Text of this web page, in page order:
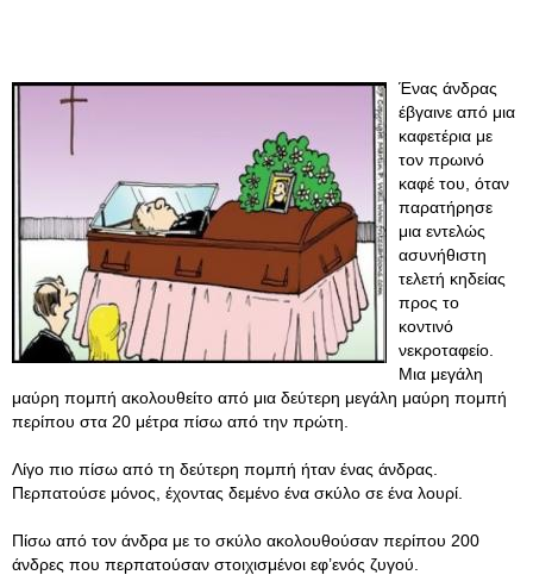
Ένας άνδρας
έβγαινε από μια
καφετέρια με
τον πρωινό
καφέ του, όταν
παρατήρησε
μια εντελώς
ασυνήθιστη
τελετή κηδείας
προς το
κοντινό
νεκροταφείο.
Μια μεγάλη
μαύρη πομπή ακολουθείτο από μια δεύτερη μεγάλη μαύρη πομπή
περίπου στα 20 μέτρα πίσω από την πρώτη.
Λίγο πιο πίσω από τη δεύτερη πομπή ήταν ένας άνδρας.
Περπατούσε μόνος, έχοντας δεμένο ένα σκύλο σε ένα λουρί.
Πίσω από τον άνδρα με το σκύλο ακολουθούσαν περίπου 200
άνδρες που περπατούσαν στοιχισμένοι εφ’ενός ζυγού.